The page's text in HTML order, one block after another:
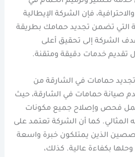
فإن الشركة الإيطالية
التي تضمن تجديد حمامك بطريقة
الشركة إلى تحقيق أعلى
تقديم خدمات دقيقة ومتقنة.
تجديد حمامات في الشارقة من
صيانة حمامات في الشارقة، حيث
فحص وإصلاح جميع مكونات
المثالي. كما أن الشركة تعتمد على
الذين يمتلكون خبرة واسعة
بكفاءة عالية. كذلك،